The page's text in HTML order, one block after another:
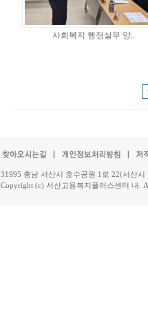
사회복지 행정실무 양..
31995 충남 서산시 호수공원 1로 22(서산
Copyright (c) 서산고용복지플러스센터 내.